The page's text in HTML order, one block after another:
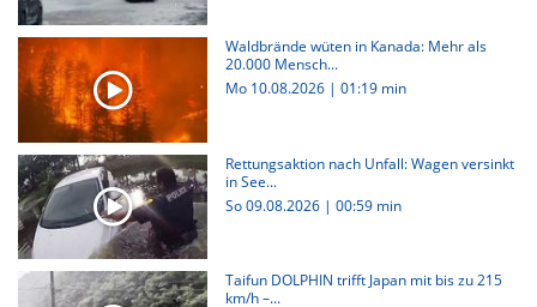
Waldbrände wüten in Kanada: Mehr als
20.000 Mensch...
Mo 10.08.2026 | 01:19 min
Rettungsaktion nach Unfall: Wagen versinkt
in See...
So 09.08.2026 | 00:59 min
Taifun DOLPHIN trifft Japan mit bis zu 215
km/h –...